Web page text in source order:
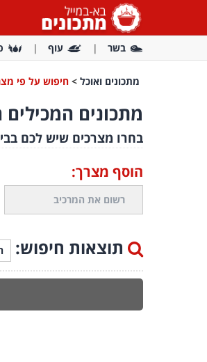
בשר עוף
מתכונים ואוכל > חיפוש על פי
מתכונים
בחרו מצרכים שיש לכם
הוסף מצרך:
תוצאות חיפוש: